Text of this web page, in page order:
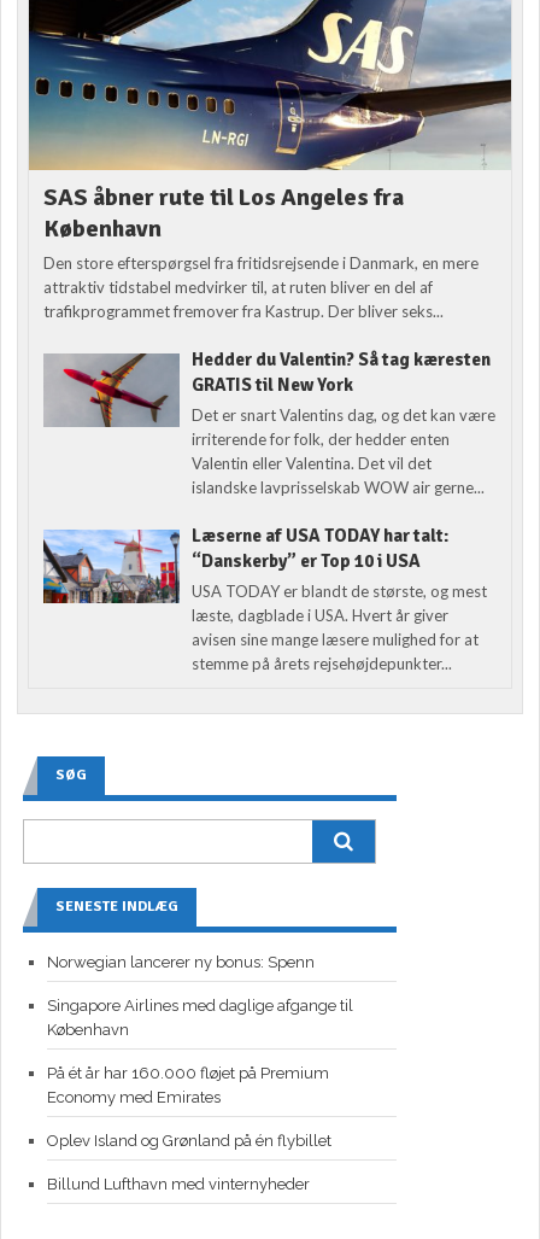
SAS åbner rute til Los Angeles fra
København
Den store efterspørgsel fra fritidsrejsende i Danmark, en mere
attraktiv tidstabel medvirker til, at ruten bliver en del af
trafikprogrammet fremover fra Kastrup. Der bliver seks...
Hedder du Valentin? Så tag kæresten
GRATIS til New York
Det er snart Valentins dag, og det kan være
irriterende for folk, der hedder enten
Valentin eller Valentina. Det vil det
islandske lavprisselskab WOW air gerne...
Læserne af USA TODAY har talt:
“Danskerby” er Top 10 i USA
USA TODAY er blandt de største, og mest
læste, dagblade i USA. Hvert år giver
avisen sine mange læsere mulighed for at
stemme på årets rejsehøjdepunkter...
SØG
SENESTE INDLÆG
Norwegian lancerer ny bonus: Spenn
Singapore Airlines med daglige afgange til
København
På ét år har 160.000 fløjet på Premium
Economy med Emirates
Oplev Island og Grønland på én flybillet
Billund Lufthavn med vinternyheder